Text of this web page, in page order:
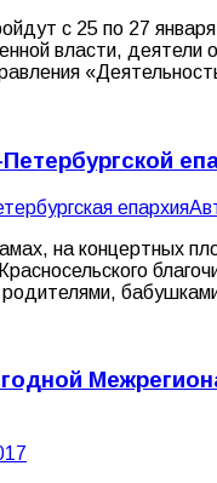
с 25 по 27
власти,
епархия
на концертных
родителями,